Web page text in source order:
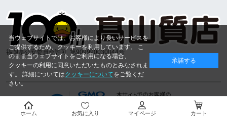
福岡県公安委員会許可 第909990030044号
ホーム お気に入り マイページ カート
当ウェブサイトでは、お客様により良いサービスを
ご提供するため、クッキーを利用しています。 こ
のまま当ウェブサイトをご利用になる場合、
クッキーの利用に同意いただいたものとみなされま
す。 詳細についてはクッキーについてをご覧くだ
さい。
承諾する